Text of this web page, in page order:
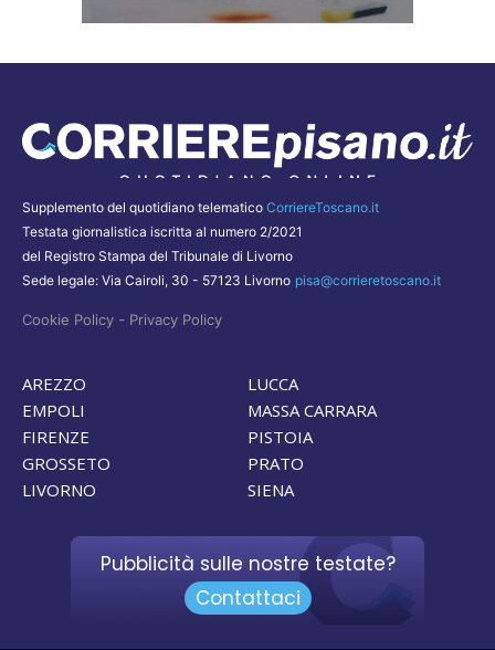
Supplemento del quotidiano telematico CorriereToscano.it
Testata giornalistica iscritta al numero 2/2021
del Registro Stampa del Tribunale di Livorno
Sede legale: Via Cairoli, 30 - 57123 Livorno pisa@corrieretoscano.it
Cookie Policy - Privacy Policy
AREZZO
EMPOLI
FIRENZE
GROSSETO
LIVORNO
LUCCA
MASSA CARRARA
PISTOIA
PRATO
SIENA
Pubblicità sulle nostre testate?
Contattaci